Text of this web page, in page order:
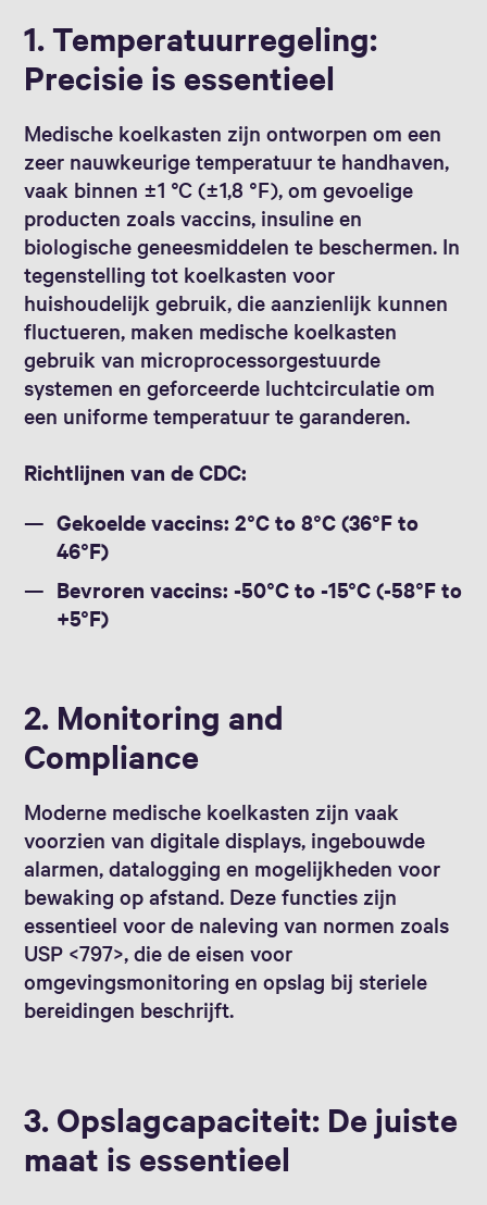
1. Temperatuurregeling:
Precisie is essentieel
Medische koelkasten zijn ontworpen om een
zeer nauwkeurige temperatuur te handhaven,
vaak binnen ±1 °C (±1,8 °F), om gevoelige
producten zoals vaccins, insuline en
biologische geneesmiddelen te beschermen. In
tegenstelling tot koelkasten voor
huishoudelijk gebruik, die aanzienlijk kunnen
fluctueren, maken medische koelkasten
gebruik van microprocessorgestuurde
systemen en geforceerde luchtcirculatie om
een uniforme temperatuur te garanderen.
Richtlijnen van de CDC:
Gekoelde vaccins: 2°C to 8°C (36°F to
46°F)
Bevroren vaccins: -50°C to -15°C (-58°F to
+5°F)
2. Monitoring and
Compliance
Moderne medische koelkasten zijn vaak
voorzien van digitale displays, ingebouwde
alarmen, datalogging en mogelijkheden voor
bewaking op afstand. Deze functies zijn
essentieel voor de naleving van normen zoals
USP <797>, die de eisen voor
omgevingsmonitoring en opslag bij steriele
bereidingen beschrijft.
3. Opslagcapaciteit: De juiste
maat is essentieel